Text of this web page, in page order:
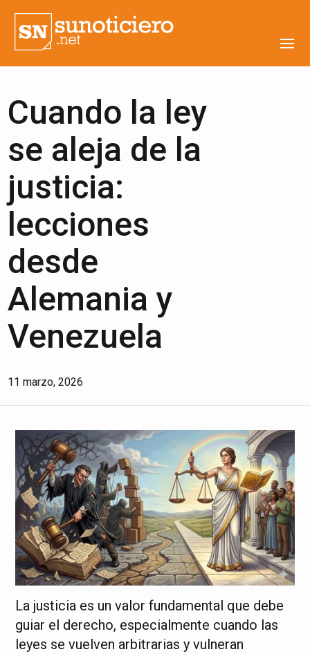
Cuando la ley
se aleja de la
justicia:
lecciones
desde
Alemania y
Venezuela
11 marzo, 2026
La justicia es un valor fundamental que debe
guiar el derecho, especialmente cuando las
leyes se vuelven arbitrarias y vulneran